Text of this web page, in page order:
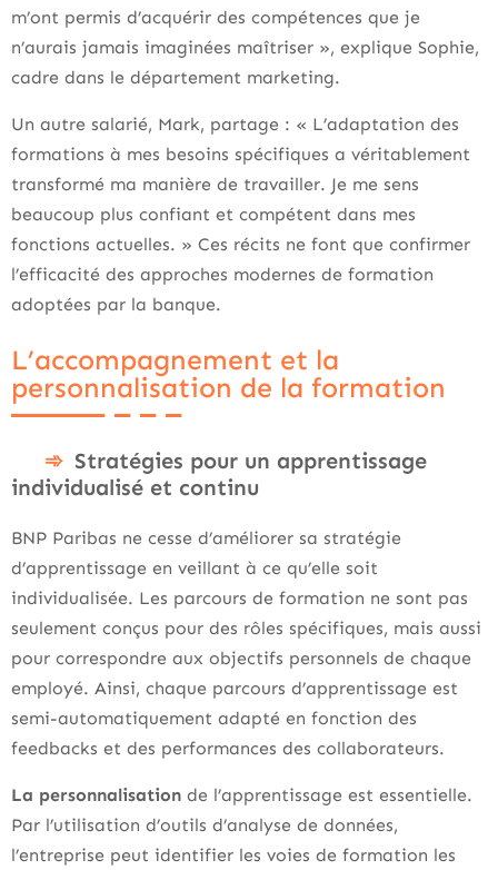
m’ont permis d’acquérir des compétences que je
n’aurais jamais imaginées maîtriser », explique Sophie,
cadre dans le département marketing.
Un autre salarié, Mark, partage : « L’adaptation des
formations à mes besoins spécifiques a véritablement
transformé ma manière de travailler. Je me sens
beaucoup plus confiant et compétent dans mes
fonctions actuelles. » Ces récits ne font que confirmer
l’efficacité des approches modernes de formation
adoptées par la banque.
L’accompagnement et la
personnalisation de la formation
Stratégies pour un apprentissage
individualisé et continu
BNP Paribas ne cesse d’améliorer sa stratégie
d’apprentissage en veillant à ce qu’elle soit
individualisée. Les parcours de formation ne sont pas
seulement conçus pour des rôles spécifiques, mais aussi
pour correspondre aux objectifs personnels de chaque
employé. Ainsi, chaque parcours d’apprentissage est
semi-automatiquement adapté en fonction des
feedbacks et des performances des collaborateurs.
La personnalisation de l’apprentissage est essentielle.
Par l’utilisation d’outils d’analyse de données,
l’entreprise peut identifier les voies de formation les